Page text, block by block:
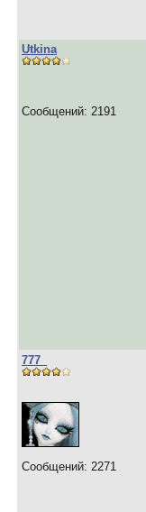
Utkina
Сообщений: 2191
777_
Сообщений: 2271